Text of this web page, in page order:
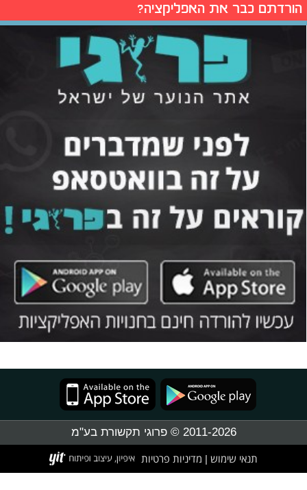
הורדתם כבר את האפליקציה?
2011-2026 © פרוגי תקשורת בע"מ
תנאי שימוש מדיניות פרטיות